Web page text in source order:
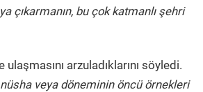
çıkarmanın, bu çok katmanlı şehri
arzuladıklarını söyledi.
veya döneminin öncü örnekleri